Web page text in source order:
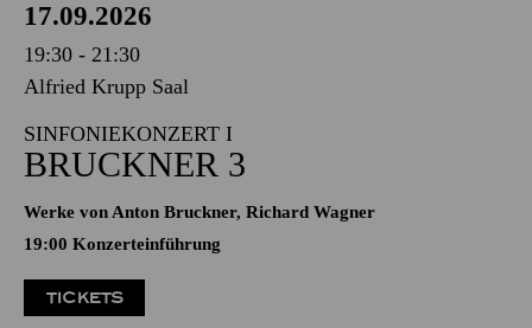
17.09.2026
19:30 - 21:30
Alfried Krupp Saal
SINFONIEKONZERT I
BRUCKNER 3
Werke von Anton Bruckner, Richard Wagner
19:00 Konzerteinführung
TICKETS